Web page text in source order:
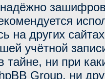
на других
учётной
тайне, ни при
Group, ни